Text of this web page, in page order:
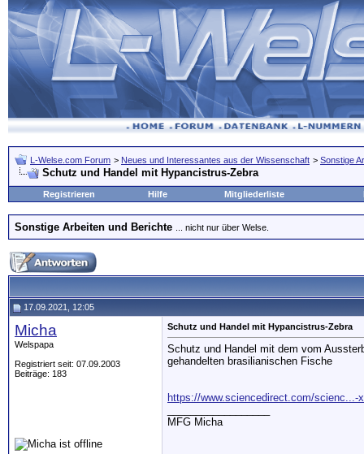
L-Welse.com Forum > Neues und Interessantes aus der Wissenschaft > Sonstige
Schutz und Handel mit Hypancistrus-Zebra
Registrieren Hilfe Mitgliederliste
Sonstige Arbeiten und Berichte ... nicht nur über Welse.
17.09.2021, 12:05
Micha
Welspapa
Registriert seit: 07.09.2003
Beiträge: 183
Schutz und Handel mit Hypancistrus-Zebra
Schutz und Handel mit dem vom
gehandelten brasilianischen Fische
https://www.sciencedirect.com/scienc...-
MFG Micha